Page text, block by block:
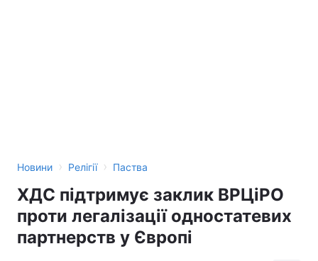
Новини › Релігії › Паства
ХДС підтримує заклик ВРЦіРO
проти легалізації одностатевих
партнерств у Європі